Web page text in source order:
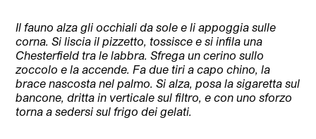
Il fauno alza gli occhiali da sole e li appoggia sulle
corna. Si liscia il pizzetto, tossisce e si infila una
Chesterfield tra le labbra. Sfrega un cerino sullo
zoccolo e la accende. Fa due tiri a capo chino, la
brace nascosta nel palmo. Si alza, posa la sigaretta sul
bancone, dritta in verticale sul filtro, e con uno sforzo
torna a sedersi sul frigo dei gelati.